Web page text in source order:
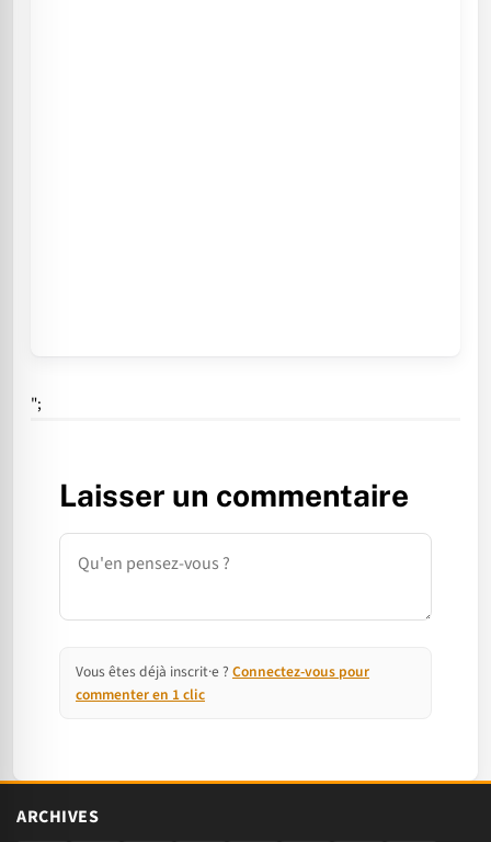
";
Laisser un commentaire
Commentaire
Vous êtes déjà inscrit·e ? Connectez-vous pour
commenter en 1 clic
ARCHIVES